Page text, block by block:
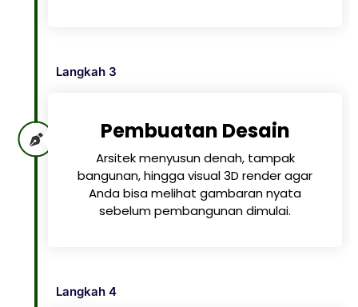
Langkah 3
Pembuatan Desain
Arsitek menyusun denah, tampak
bangunan, hingga visual 3D render agar
Anda bisa melihat gambaran nyata
sebelum pembangunan dimulai.
Langkah 4